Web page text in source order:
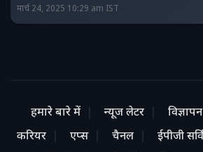
मार्च 24, 2025 10:29 am IST
हमारे बारे में न्यूज लेटर विज्ञापन
करियर
एप्स चैनल ईपीजी